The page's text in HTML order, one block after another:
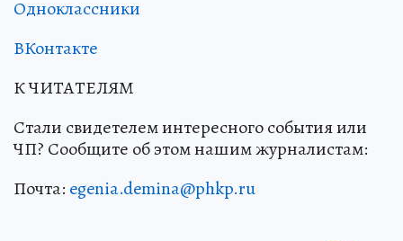
Одноклассники
ВКонтакте
К ЧИТАТЕЛЯМ
Стали свидетелем интересного события или
ЧП? Сообщите об этом нашим журналистам:
Почта: egenia.demina@phkp.ru